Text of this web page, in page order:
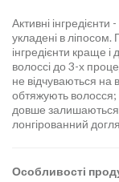
Активні
укладені в
інгредієнти краще
волоссі до 3-х
не відчуваються на
обтяжують волосся;
довше залишаються
лонгірованний
Особливості